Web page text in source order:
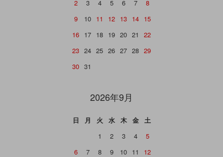
2
3 4 5 6 7
8
9
10 11 12 13 14 15
16 17 18 19 20 21
22
23 24 25 26 27 28 29
30 31
2026年9月
日 月 火 水 木 金
土
1
2 3 4
5
6
7 8 9 10 11
12